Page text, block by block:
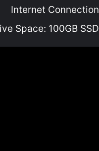
Internet Connection
Space: 100GB SSD